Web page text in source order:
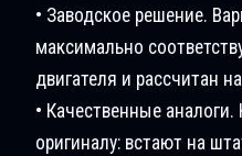
• Заводское решение.
максимально
двигателя и рассчитан
• Качественные
оригиналу: встают на